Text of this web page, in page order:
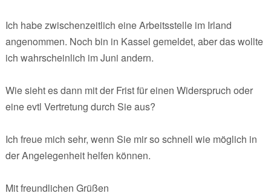
Ich habe zwischenzeitlich eine Arbeitsstelle im Irland
angenommen. Noch bin in Kassel gemeldet, aber das wollte
ich wahrscheinlich im Juni andern.
Wie sieht es dann mit der Frist für einen Widerspruch oder
eine evtl Vertretung durch Sie aus?
Ich freue mich sehr, wenn Sie mir so schnell wie möglich in
der Angelegenheit helfen können.
Mit freundlichen Grüßen